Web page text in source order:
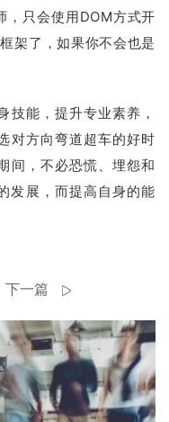
，只会使用DOM方式开
架了，如果你不会也是
技能，提升专业素养，
对方向弯道超车的好时
间，不必恐慌、埋怨和
发展，而提高自身的能
下一篇